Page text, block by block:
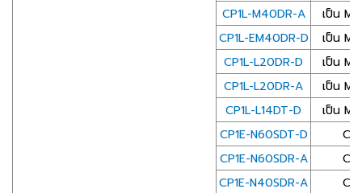
CP1L-M40DR-A
เป็น
CP1L-EM40DR-D
เป็น
CP1L-L20DR-D
เป็น
CP1L-L20DR-A
เป็น
CP1L-L14DT-D
เป็น
CP1E-N60SDT-D
CP1E-N60SDR-A
CP1E-N40SDR-A